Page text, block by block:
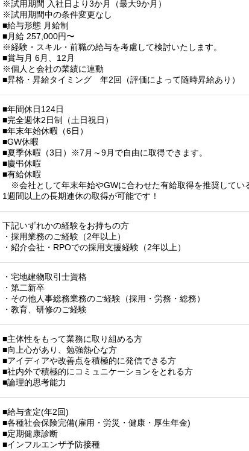
※試⽤期間 ⼊社⽇より3か⽉（最⼤9か⽉）
※試⽤期間中の条件変更なし
■給与形態 ⽉給制
■⽉給 257,000円〜
※経験・スキル・前職の給与を考慮して検討いたします。
■賞与⽉ 6⽉、12⽉
※個⼈と会社の業績に連動
■昇格・昇給タイミング 年2回（評価によって随時昇給あり）
■年間休日124日
■完全週休2日制（土日祝日）
■年末年始休暇（6日）
■GW休暇
■夏季休暇（3日）※7月～9月で自由に取得できます。
■慶弔休暇
■有給休暇
※会社として年末年始やGWに合わせた有給取得を推奨してい
1週間以上の長期連休の取得が可能です！
下記いずれかの経験をお持ちの方
・採用業務のご経験（2年以上）
・紹介会社・RPOでの採用支援経験（2年以上）
・宅地建物取引士資格
・第二新卒
・その他人事総務業務のご経験（採用・労務・総務）
・教育、研修のご経験
■主体性をもって業務に取り組める方
■向上心があり、勉強熱心な方
■アイディアや改善点を積極的に発信できる方
■社内外で積極的にコミュニケーションをとれる方
■論理的思考能力
■給与査定(年2回)
■各種社会保険完備(雇用・労災・健康・厚生年金)
■定期健康診断
■インフルエンザ予防接種